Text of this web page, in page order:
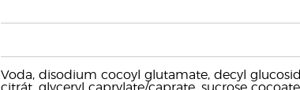
Voda, disodium cocoyl glutamate, decyl